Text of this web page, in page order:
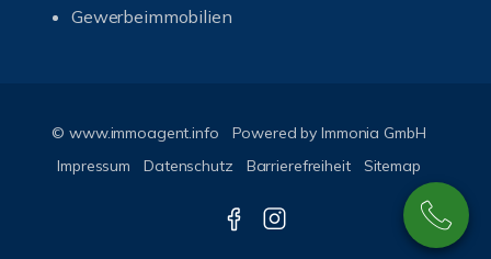
Gewerbeimmobilien
© www.immoagent.info Powered byImmonia GmbH
Impressum
Datenschutz Barrierefreiheit Sitemap